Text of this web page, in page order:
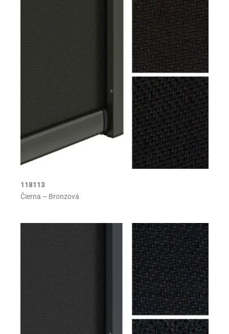
118113
Čierna – Bronzová